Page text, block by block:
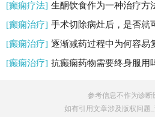
[癫痫疗法] 生酮饮食作为一种治疗方
[癫痫治疗] 手术切除病灶后，是否就
[癫痫治疗] 逐渐减药过程中为何容易
[癫痫治疗] 抗癫痫药物需要终身服用
参考信息不作为诊断
如有引用文章涉及版权问题